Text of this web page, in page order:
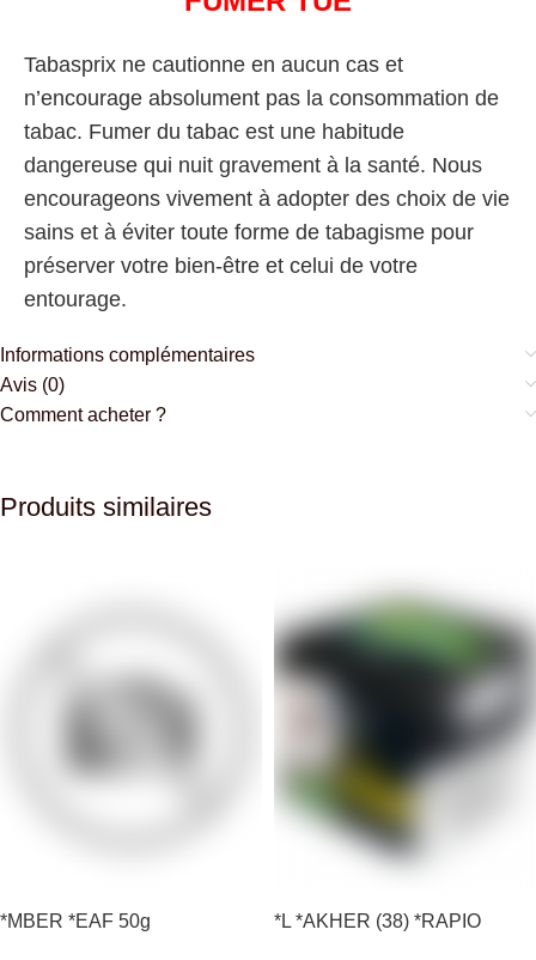
Tabasprix ne cautionne en aucun cas et
n’encourage absolument pas la consommation de
tabac. Fumer du tabac est une habitude
dangereuse qui nuit gravement à la santé. Nous
encourageons vivement à adopter des choix de vie
sains et à éviter toute forme de tabagisme pour
préserver votre bien-être et celui de votre
entourage.
Informations complémentaires
Avis (0)
Comment acheter ?
Produits similaires
*MBER *EAF 50g
*L *AKHER (38) *RAPIO